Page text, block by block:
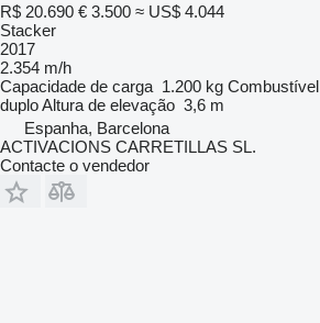
R$ 20.690 € 3.500 ≈ US$ 4.044
Stacker
2017
2.354 m/h
Capacidade de carga 1.200 kg Combustível
duploAltura de elevação 3,6 m
Espanha, Barcelona
ACTIVACIONS CARRETILLAS SL.
Contacte o vendedor